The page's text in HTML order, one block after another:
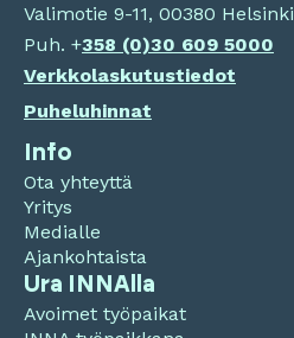
Valimotie 9-11, 00380 Helsinki
Puh. +358 (0)30 609 5000
Verkkolaskutustiedot
Puheluhinnat
Info
Ota yhteyttä
Yritys
Medialle
Ajankohtaista
Ura INNAlla
Avoimet työpaikat